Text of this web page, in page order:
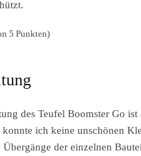
5 Punkten)
des Teufel Boomster Go ist
ich keine unschönen
der einzelnen